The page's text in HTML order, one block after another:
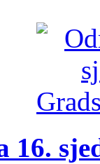
16.